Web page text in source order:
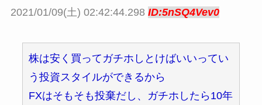
2021/01/09(土) 02:42:44.298 ID:5nSQ4Vev0
株は安く買ってガチホしとけばいいってい
う投資スタイルができるから
FXはそもそも投棄だし、ガチホしたら10年